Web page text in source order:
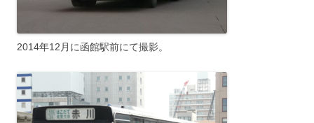
2014年12月に函館駅前にて撮影。